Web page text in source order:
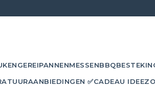
PANNENMESSENBBQBESTEK
AANBIEDINGEN ✅CADEAU IDEE